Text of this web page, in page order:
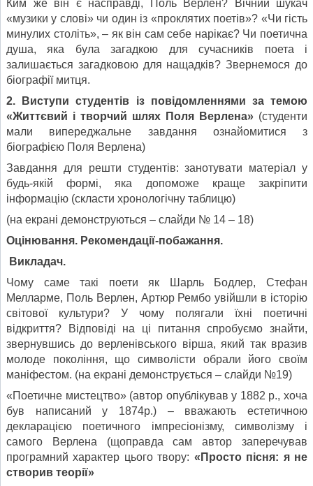
Ким же він є насправді, Поль Верлен? Вічний шукач
«музики у слові» чи один із «проклятих поетів»? «Чи гість
минулих століть», – як він сам себе нарікає? Чи поетична
душа, яка була загадкою для сучасників поета і
залишається загадковою для нащадків? Звернемося до
біографії митця.
2. Виступи студентів із повідомленнями за темою
«Життєвий і творчий шлях Поля Верлена» (студенти
мали випереджальне завдання ознайомитися з
біографією Поля Верлена)
Завдання для решти студентів: занотувати матеріал у
будь-якій формі, яка допоможе краще закріпити
інформацію (скласти хронологічну таблицю)
(на екрані демонструються – слайди № 14 – 18)
Оцінювання. Рекомендації-побажання.
Викладач.
Чому саме такі поети як Шарль Бодлер, Стефан
Мелларме, Поль Верлен, Артюр Рембо увійшли в історію
світової культури? У чому полягали їхні поетичні
відкриття? Відповіді на ці питання спробуємо знайти,
звернувшись до верленівського вірша, який так вразив
молоде покоління, що символісти обрали його своїм
маніфестом. (на екрані демонструється – слайди №19)
«Поетичне мистецтво» (автор опублікував у 1882 р., хоча
був написаний у 1874р.) – вважають естетичною
декларацією поетичного імпресіонізму, символізму і
самого Верлена (щоправда сам автор заперечував
програмний характер цього твору: «Просто пісня: я не
створив теорії»